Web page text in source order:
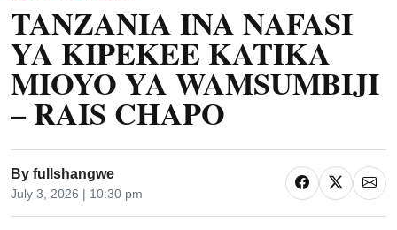
TANZANIA INA NAFASI
YA KIPEKEE KATIKA
MIOYO YA WAMSUMBIJI
– RAIS CHAPO
By fullshangwe
July 3, 2026 | 10:30 pm